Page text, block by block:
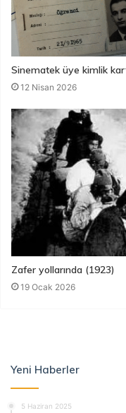
Sinematek üye kimlik
12 Nisan 2026
Zafer yollarında (1923)
19 Ocak 2026
Yeni Haberler
5 Haziran 2025